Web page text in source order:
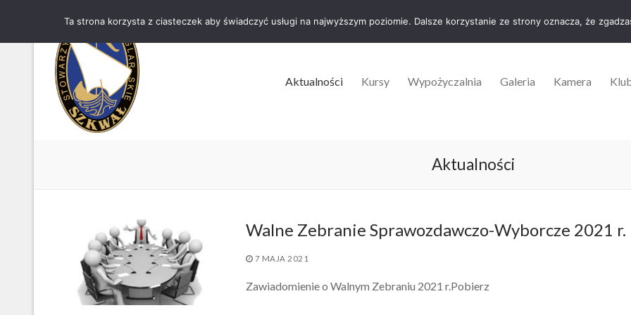
treści
Aktualności Kursy Wypożyczalnia Galeria Kamera
Aktualności
Walne Zebranie Sprawozdawczo-Wyborcze 2021 r.
7 MAJA 2021
Zawiadomienie o Walnym Zebraniu 2021 r.Pobierz
Ta strona korzysta z ciasteczek aby świadczyć usługi na najwyższym poziomie. Dalsze korzystanie ze strony oznacza, że